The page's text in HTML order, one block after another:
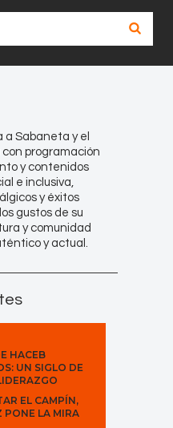
a Sabaneta y el
con programación
y contenidos
e inclusiva,
y éxitos
gustos de su
y comunidad
y actual.
HACEB
UN SIGLO DE
EL CAMPÍN,
PONE LA MIRA